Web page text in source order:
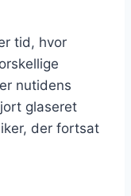
tid, hvor
nutidens
glaseret
der fortsat